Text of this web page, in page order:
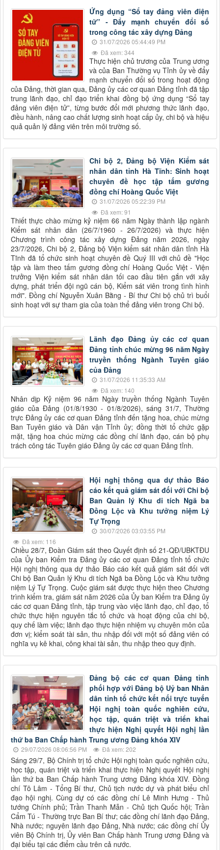
Ứng dụng “Sổ tay đảng viên điện
tử” - Đẩy mạnh chuyển đổi số
trong công tác xây dựng Đảng
31/07/2026 05:44:49 PM
Đã xem: 344
Thực hiện chủ trương của Trung ương
và của Ban Thường vụ Tỉnh ủy về đẩy
mạnh chuyển đổi số trong hoạt động
của Đảng, thời gian qua, Đảng ủy các cơ quan Đảng tỉnh đã tập
trung lãnh đạo, chỉ đạo triển khai đồng bộ ứng dụng “Sổ tay
đảng viên điện tử”, từng bước đổi mới phương thức lãnh đạo,
điều hành, nâng cao chất lượng sinh hoạt cấp ủy, chi bộ và hiệu
quả quản lý đảng viên trên môi trường số.
Chi bộ 2, Đảng bộ Viện Kiểm sát
nhân dân tỉnh Hà Tĩnh: Sinh hoạt
chuyên đề học tập tấm gương
đồng chí Hoàng Quốc Việt
31/07/2026 05:22:39 PM
Đã xem: 91
Thiết thực chào mừng kỷ niệm 66 năm Ngày thành lập ngành
Kiểm sát nhân dân (26/7/1960 - 26/7/2026) và thực hiện
Chương trình công tác xây dựng Đảng năm 2026, ngày
23/7/2026, Chi bộ 2, Đảng bộ Viện kiểm sát nhân dân tỉnh Hà
Tĩnh đã tổ chức sinh hoạt chuyên đề Quý III với chủ đề "Học
tập và làm theo tấm gương đồng chí Hoàng Quốc Việt - Viện
trưởng Viện kiểm sát nhân dân tối cao đầu tiên gắn với xây
dựng, phát triển đội ngũ cán bộ, Kiểm sát viên trong tình hình
mới". Đồng chí Nguyễn Xuân Bằng - Bí thư Chi bộ chủ trì buổi
sinh hoạt với sự tham gia của toàn thể đảng viên trong Chi bộ.
Lãnh đạo Đảng ủy các cơ quan
Đảng tỉnh chúc mừng 96 năm Ngày
truyền thống Ngành Tuyên giáo
của Đảng
31/07/2026 11:35:33 AM
Đã xem: 140
Nhân dịp Kỷ niệm 96 năm Ngày truyền thống Ngành Tuyên
giáo của Đảng (01/8/1930 - 01/8/2026), sáng 31/7, Thường
trực Đảng ủy các cơ quan Đảng tỉnh đến tặng hoa, chúc mừng
Ban Tuyên giáo và Dân vận Tỉnh ủy; đồng thời tổ chức gặp
mặt, tặng hoa chúc mừng các đồng chí lãnh đạo, cán bộ phụ
trách công tác Tuyên giáo Đảng ủy các cơ quan Đảng tỉnh.
Hội nghị thông qua dự thảo Báo
cáo kết quả giám sát đối với Chi bộ
Ban Quản lý Khu di tích Ngã ba
Đồng Lộc và Khu tưởng niệm Lý
Tự Trọng
30/07/2026 03:03:55 PM
Đã xem: 116
Chiều 28/7, Đoàn Giám sát theo Quyết định số 21-QĐ/UBKTĐU
của Ủy ban Kiểm tra Đảng ủy các cơ quan Đảng tỉnh tổ chức
Hội nghị thông qua dự thảo Báo cáo kết quả giám sát đối với
Chi bộ Ban Quản lý Khu di tích Ngã ba Đồng Lộc và Khu tưởng
niệm Lý Tự Trọng. Cuộc giám sát được thực hiện theo Chương
trình kiểm tra, giám sát năm 2026 của Ủy ban Kiểm tra Đảng ủy
các cơ quan Đảng tỉnh, tập trung vào việc lãnh đạo, chỉ đạo, tổ
chức thực hiện nguyên tắc tổ chức và hoạt động của chi bộ,
quy chế làm việc; lãnh đạo thực hiện nhiệm vụ chuyên môn của
đơn vị; kiểm soát tài sản, thu nhập đối với một số đảng viên có
nghĩa vụ kê khai, công khai tài sản, thu nhập theo quy định.
Đảng bộ các cơ quan Đảng tỉnh
phối hợp với Đảng bộ Uỷ ban Nhân
dân tỉnh tổ chức kết nối trực tuyến
Hội nghị toàn quốc nghiên cứu,
học tập, quán triệt và triển khai
thực hiện Nghị quyết Hội nghị lần
thứ ba Ban Chấp hành Trung ương Đảng khóa XIV
29/07/2026 08:06:56 PM Đã xem: 202
Sáng 29/7, Bộ Chính trị tổ chức Hội nghị toàn quốc nghiên cứu,
học tập, quán triệt và triển khai thực hiện Nghị quyết Hội nghị
lần thứ ba Ban Chấp hành Trung ương Đảng khóa XIV. Đồng
chí Tô Lâm - Tổng Bí thư, Chủ tịch nước dự và phát biểu chỉ
đạo hội nghị. Cùng dự có các đồng chí Lê Minh Hưng - Thủ
tướng Chính phủ; Trần Thanh Mẫn - Chủ tịch Quốc hội; Trần
Cẩm Tú - Thường trực Ban Bí thư; các đồng chí lãnh đạo Đảng,
Nhà nước; nguyên lãnh đạo Đảng, Nhà nước; các đồng chí Ủy
viên Bộ Chính trị, Ủy viên Ban Chấp hành Trung ương Đảng và
đại biểu tại các điểm cầu trên cả nước.